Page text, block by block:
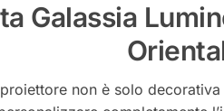
Galassia
non è solo